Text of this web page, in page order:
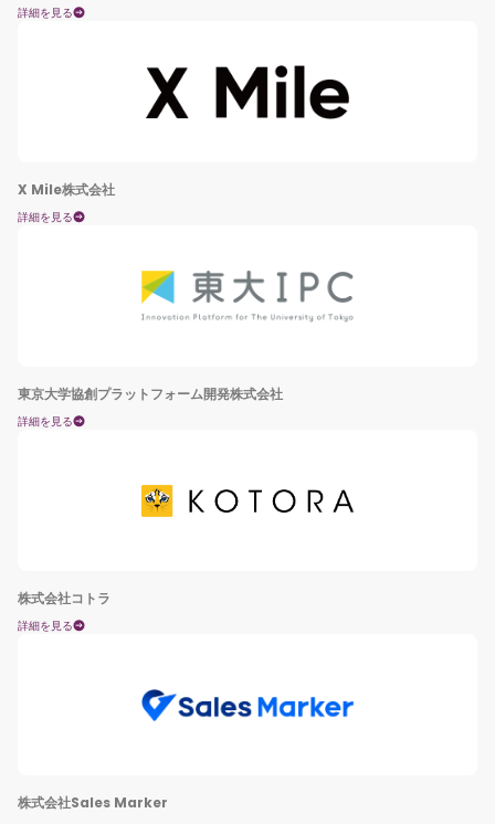
詳細を見る
X Mile株式会社
詳細を見る
東京大学協創プラットフォーム開発株式会社
詳細を見る
株式会社コトラ
詳細を見る
株式会社Sales Marker